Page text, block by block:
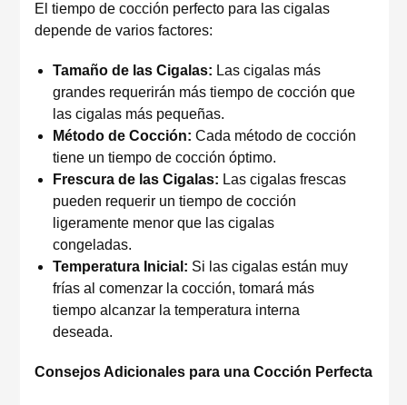
El tiempo de cocción perfecto para las cigalas
depende de varios factores:
Tamaño de las Cigalas: Las cigalas más
grandes requerirán más tiempo de cocción que
las cigalas más pequeñas.
Método de Cocción: Cada método de cocción
tiene un tiempo de cocción óptimo.
Frescura de las Cigalas: Las cigalas frescas
pueden requerir un tiempo de cocción
ligeramente menor que las cigalas
congeladas.
Temperatura Inicial: Si las cigalas están muy
frías al comenzar la cocción, tomará más
tiempo alcanzar la temperatura interna
deseada.
Consejos Adicionales para una Cocción Perfecta